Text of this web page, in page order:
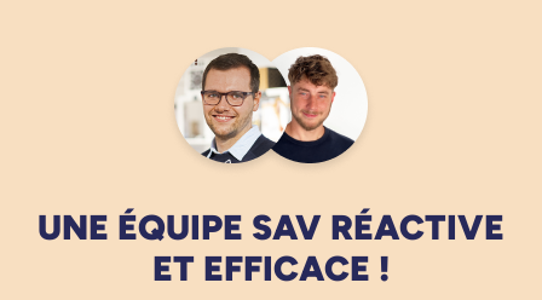
UNE ÉQUIPE SAV RÉACTIVE
ET EFFICACE !